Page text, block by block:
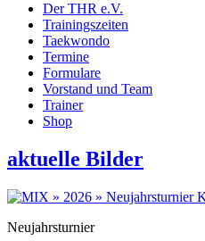
Der THR e.V.
Trainingszeiten
Taekwondo
Termine
Formulare
Vorstand und Team
Trainer
Shop
aktuelle Bilder
Neujahrsturnier